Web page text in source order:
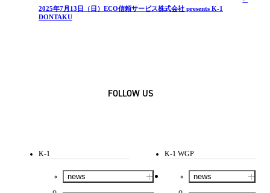
2025年7月13日（日）ECO信頼サービス株式会社 presents K-1
DONTAKU
FOLLOW US
K-1
news
K-1 WGP
news